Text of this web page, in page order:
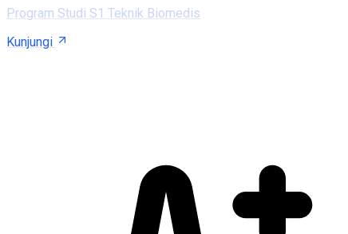
Program Studi S1 Teknik Biomedis
Kunjungi